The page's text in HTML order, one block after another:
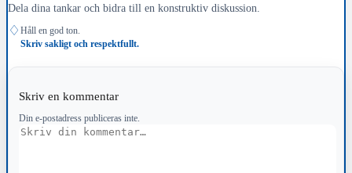
Dela dina tankar och bidra till en konstruktiv diskussion.
♢ Håll en god ton.
Skriv sakligt och respektfullt.
Skriv en kommentar
Din e-postadress publiceras inte.
Kommentar